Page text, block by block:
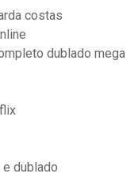
costas
dublado mega
dublado